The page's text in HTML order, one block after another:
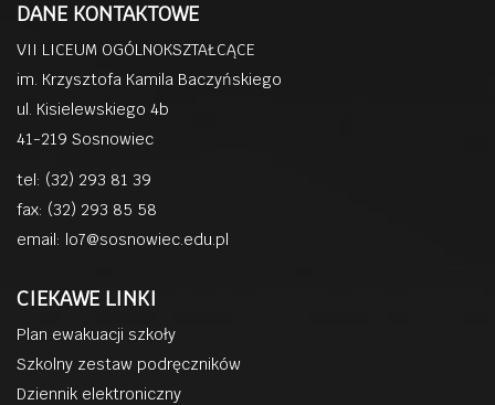
DANE KONTAKTOWE
VII LICEUM OGÓLNOKSZTAŁCĄCE
im. Krzysztofa Kamila Baczyńskiego
ul. Kisielewskiego 4b
41-219 Sosnowiec
tel: (32) 293 81 39
fax: (32) 293 85 58
email: lo7@sosnowiec.edu.pl
CIEKAWE LINKI
Plan ewakuacji szkoły
Szkolny zestaw podręczników
Dziennik elektroniczny